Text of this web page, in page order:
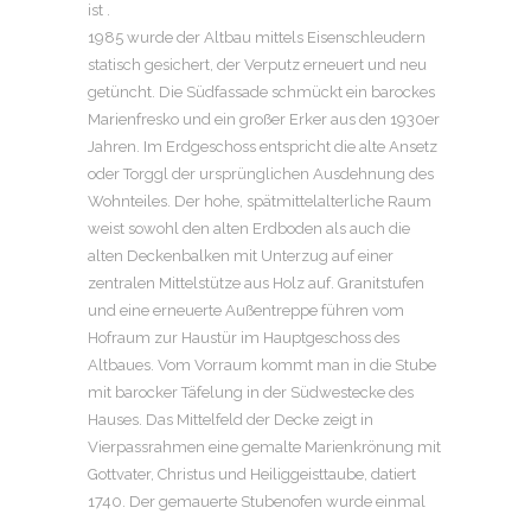
ist .
1985 wurde der Altbau mittels Eisenschleudern
statisch gesichert, der Verputz erneuert und neu
getüncht. Die Südfassade schmückt ein barockes
Marienfresko und ein großer Erker aus den 1930er
Jahren. Im Erdgeschoss entspricht die alte Ansetz
oder Torggl der ursprünglichen Ausdehnung des
Wohnteiles. Der hohe, spätmittelalterliche Raum
weist sowohl den alten Erdboden als auch die
alten Deckenbalken mit Unterzug auf einer
zentralen Mittelstütze aus Holz auf. Granitstufen
und eine erneuerte Außentreppe führen vom
Hofraum zur Haustür im Hauptgeschoss des
Altbaues. Vom Vorraum kommt man in die Stube
mit barocker Täfelung in der Südwestecke des
Hauses. Das Mittelfeld der Decke zeigt in
Vierpassrahmen eine gemalte Marienkrönung mit
Gottvater, Christus und Heiliggeisttaube, datiert
1740. Der gemauerte Stubenofen wurde einmal